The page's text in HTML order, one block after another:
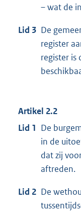
– wat de
Lid 3 De
register
register is
Artikel 2.2
Lid 1 De
in de
dat zij
aftreden.
Lid 2 De